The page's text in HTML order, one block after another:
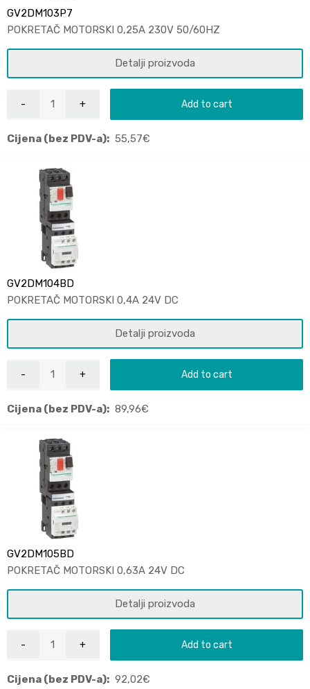
GV2DM103P7
POKRETAČ MOTORSKI 0,25A 230V 50/60HZ
Detalji proizvoda
Add to cart
Cijena (bez PDV-a): 55,57€
GV2DM104BD
POKRETAČ MOTORSKI 0,4A 24V DC
Detalji proizvoda
Add to cart
Cijena (bez PDV-a): 89,96€
GV2DM105BD
POKRETAČ MOTORSKI 0,63A 24V DC
Detalji proizvoda
Add to cart
Cijena (bez PDV-a): 92,02€